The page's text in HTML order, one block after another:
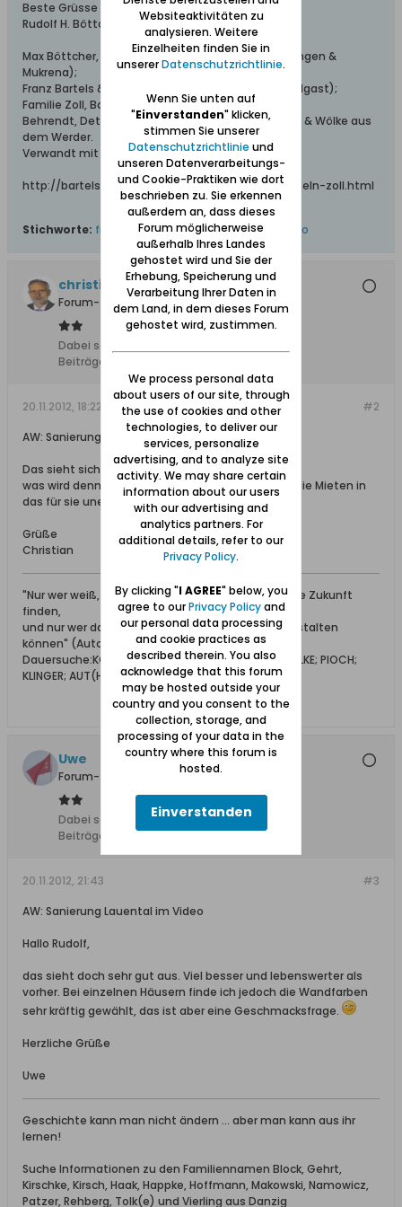
Beste Grüsse
Rudolf H. Böttcher
Max Böttcher, Ing. bei Schichau (aus Beesenlaublingen &
Mukrena);
Franz Bartels & Co., Danzig Breitgasse 64 (aus Wolgast);
Familie Zoll, Bohnsack;
Behrendt, Detlaff / Detloff, Katt, Lissau, Schönhoff & Wölke aus
dem Werder.
Verwandt mit den Familien: Elsner, Adrian, Falk.
http://bartels-zoll.blogspot.de/2012/07/ahnentafeln-zoll.html
Stichworte: film lauental,sanierung,straße video
christian65201
Forum-Teilnehmer
Dabei seit:
Beiträge:
#2
20.11.2012, 18:22
AW: Sanierung Lauental im Video
Das sieht sich alles gut an,
was wird denn aus den Bewohnern, steigen jetzt die Mieten in
das für sie unerreichbare?
Grüße
Christian
"Nur wer weiß, woher er kommt, wird den Weg in die Zukunft
finden,
und nur wer das Alte achtet, wird sinvoll Neues gestalten
können" (Autor unbekannt)
Dauersuche:KOHNKE; BEHRENDT; LENSER; LIEDTKE; ZIELKE; PIOCH;
KLINGER; AUT(H)ENRIEB; ROSENTHAL
Uwe
Forum-Teilnehmer
Dabei seit:
10.08.2008
Beiträge:
#3
20.11.2012, 21:43
AW: Sanierung Lauental im Video
Hallo Rudolf,
das sieht doch sehr gut aus. Viel besser und lebenswerter als
vorher. Bei einzelnen Häusern finde ich jedoch die Wandfarben
sehr kräftig gewählt, das ist aber eine Geschmacksfrage.
Herzliche Grüße
Uwe
Geschichte kann man nicht ändern ... aber man kann aus ihr
lernen!
Suche Informationen zu den Familiennamen Block, Gehrt,
Kirschke, Kirsch, Haak, Happke, Hoffmann, Makowski, Namowicz,
Patzer, Rehberg, Tolk(e) und Vierling aus Danzig
Websiteaktivitäten zu
analysieren. Weitere
Einzelheiten finden Sie in
unsererDatenschutzrichtlinie.
Wenn Sie unten auf
"Einverstanden" klicken,
stimmen Sie unserer
Datenschutzrichtlinie und
unseren Datenverarbeitungs-
und Cookie-Praktiken wie dort
beschrieben zu. Sie erkennen
außerdem an, dass dieses
Forum möglicherweise
außerhalb Ihres Landes
gehostet wird und Sie der
Erhebung, Speicherung und
Verarbeitung Ihrer Daten in
dem Land, in dem dieses Forum
gehostet wird, zustimmen.
We process personal data
about users of our site, through
the use of cookies and other
technologies, to deliver our
services, personalize
advertising, and to analyze site
activity. We may share certain
information about our users
with our advertising and
analytics partners. For
additional details, refer to our
Privacy Policy.
By clicking "I AGREE" below, you
agree to ourPrivacy Policyand
our personal data processing
and cookie practices as
described therein. You also
acknowledge that this forum
may be hosted outside your
country and you consent to the
collection, storage, and
processing of your data in the
country where this forum is
hosted.
Einverstanden